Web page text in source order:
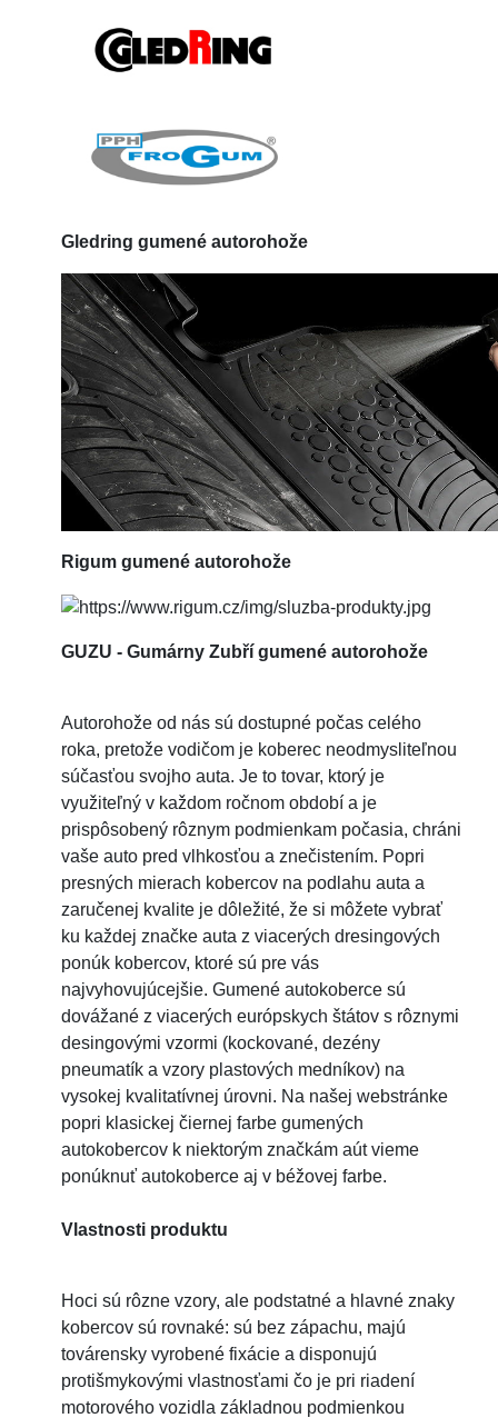
Gledring gumené autorohože
Rigum gumené autorohože
GUZU - Gumárny Zubří gumené autorohože
Autorohože od nás sú dostupné počas celého
roka, pretože vodičom je koberec neodmysliteľnou
súčasťou svojho auta. Je to tovar, ktorý je
využiteľný v každom ročnom období a je
prispôsobený rôznym podmienkam počasia, chráni
vaše auto pred vlhkosťou a znečistením. Popri
presných mierach kobercov na podlahu auta a
zaručenej kvalite je dôležité, že si môžete vybrať
ku každej značke auta z viacerých dresingových
ponúk kobercov, ktoré sú pre vás
najvyhovujúcejšie. Gumené autokoberce sú
dovážané z viacerých európskych štátov s rôznymi
desingovými vzormi (kockované, dezény
pneumatík a vzory plastových medníkov) na
vysokej kvalitatívnej úrovni. Na našej webstránke
popri klasickej čiernej farbe gumených
autokobercov k niektorým značkám aút vieme
ponúknuť autokoberce aj v béžovej farbe.
Vlastnosti produktu
Hoci sú rôzne vzory, ale podstatné a hlavné znaky
kobercov sú rovnaké: sú bez zápachu, majú
továrensky vyrobené fixácie a disponujú
protišmykovými vlastnosťami čo je pri riadení
motorového vozidla základnou podmienkou